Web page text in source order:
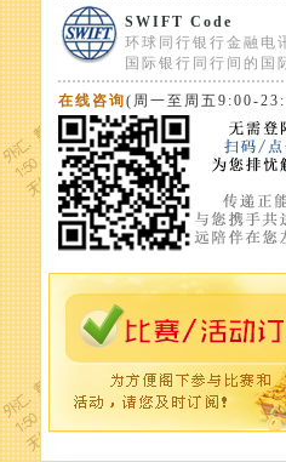
SWIFT Code
环球同行银行金融电
国际银行同行间的国
在线咨询(周一至周五9:00-